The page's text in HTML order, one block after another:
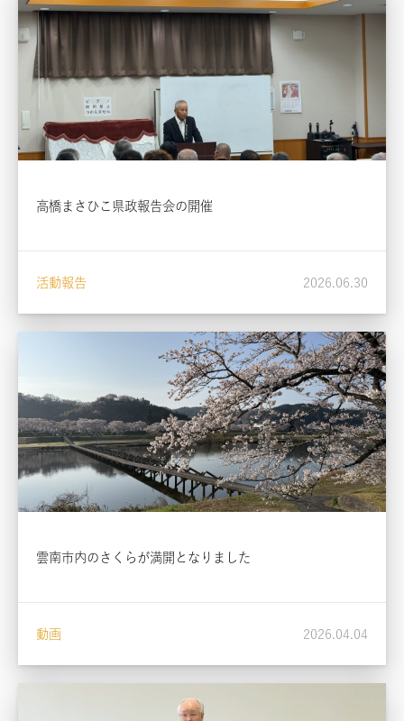
高橋まさひこ県政報告会の開催
活動報告 2026.06.30
雲南市内のさくらが満開となりました
動画 2026.04.04